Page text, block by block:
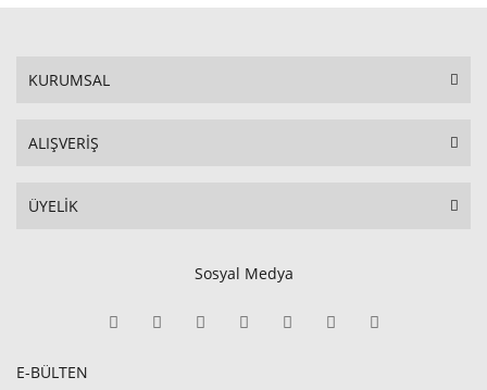
KURUMSAL
ALIŞVERİŞ
ÜYELİK
Sosyal Medya
E-BÜLTEN